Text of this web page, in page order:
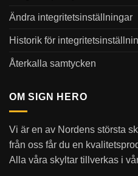
Ändra integritetsinställningar
Historik för
Återkalla samtycken
OM SIGN HERO
Vi är en av Nordens största
från oss får du en
Alla våra skyltar tillverkas i